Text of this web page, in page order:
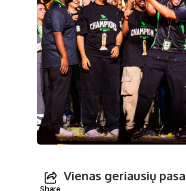
Share
Vienas geriausių